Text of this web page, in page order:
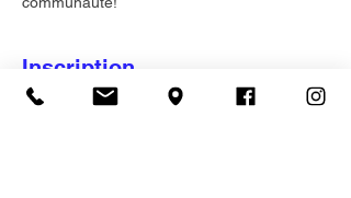
Inscription